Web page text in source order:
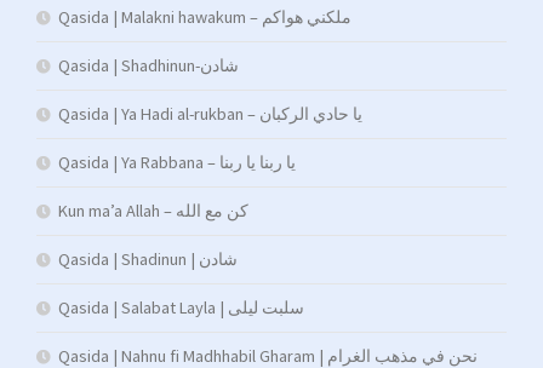
Qasida | Malakni hawakum – ملكني هواكم
Qasida | Shadhinun-شادن
Qasida | Ya Hadi al-rukban – يا حادي الركبان
Qasida | Ya Rabbana – يا ربنا يا ربنا
Kun ma’a Allah – كن مع الله
Qasida | Shadinun | شادن
Qasida | Salabat Layla | سلبت ليلى
Qasida | Nahnu fi Madhhabil Gharam | نحن في مذهب الغرام